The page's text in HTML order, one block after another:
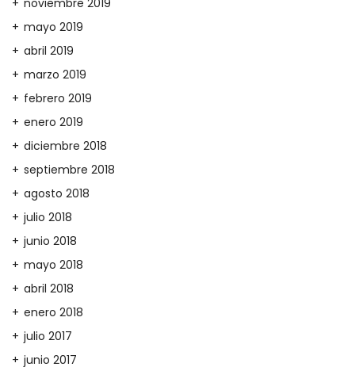
mayo 2019
abril 2019
marzo 2019
febrero 2019
enero 2019
diciembre 2018
septiembre 2018
agosto 2018
julio 2018
junio 2018
mayo 2018
abril 2018
enero 2018
julio 2017
junio 2017